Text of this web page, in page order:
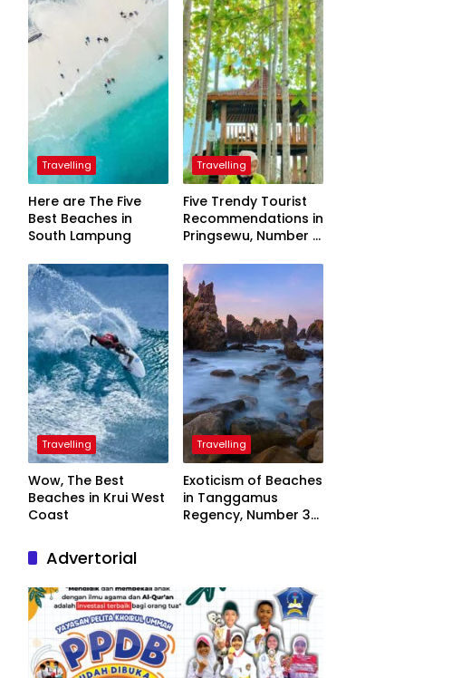
Travelling
Here are The Five
Best Beaches in
South Lampung
Travelling
Five Trendy Tourist
Recommendations in
Pringsewu, Number 3
President
Travelling
Wow, The Best
Beaches in Krui West
Coast
Travelling
Exoticism of Beaches
in Tanggamus
Regency, Number 3
Advertorial